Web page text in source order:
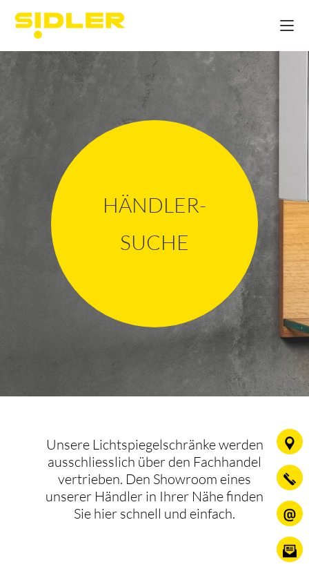
HÄNDLER-
SUCHE
Unsere Lichtspiegelschränke werden
ausschliesslich über den Fachhandel
vertrieben. Den Showroom eines
unserer Händler in Ihrer Nähe finden
Sie hier schnell und einfach.